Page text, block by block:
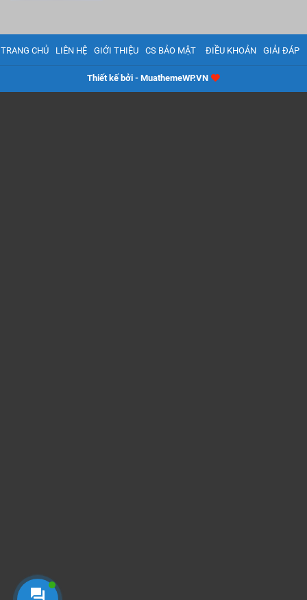
TRANG CHỦ LIÊN HỆ GIỚI THIỆU CS BẢO MẬT ĐIỀU KHOẢN GIẢI ĐÁP
Thiết kế bởi - MuathemeWP.VN